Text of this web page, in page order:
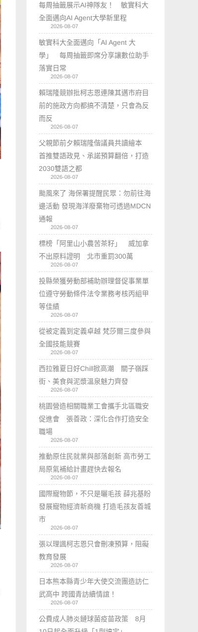
每周抽籤展示AI神隊友！ 敏實科大
全面邁向AI Agent大學新里程
2026-08-07
敏實科大全面邁向「AI Agent 大
學」 每周抽籤即席分享讓數位助手
落實日常
2026-08-07
賴瑞隆競辦批柯志恩連陳其邁市府目
前的施政方向都搞不清楚，只會為反
而反
2026-08-07
父親節前夕賴瑞隆偕議員共讀繪本
首推雙語政見、承諾預算翻倍，打造
2030雙語之都
2026-08-07
颱風來了 海保署提醒民眾：勿前往海
邊活動 發現海洋廢棄物可透過MDCN
通報
2026-08-07
標榜「阿里山小農苦茶籽」 威加拿
不出原料證明 北市重罰300萬
2026-08-07
投縣榮獲勞動部補助辦理督促事業單
位遵守勞動條件法令業務考核丙組甲
等佳績
2026-08-07
從被定義到定義卓越 梵莎爾三度參與
全國技能競賽
2026-08-07
西拉雅夏日好Chill掀高潮 關子嶺踩
街、美食與泥漿溫泉魅力齊發
2026-08-07
桃園營造相關職業工會攜手北區職安
促進會 張善政：深化合作打造安全
職場
2026-08-07
推動原住民就業與部落創新 高市勞工
局原氣補給計畫趕快去報名
2026-08-07
國際寵物節，不只是曬毛孩 薛兆基盼
發展寵物經濟新商機 打造毛孩友善城
市
2026-08-07
張以理諷柯志恩只會刪凍預算，阻礙
教育發展
2026-08-07
日本熊本縣青少年大使交流團造訪仁
武高中 跨國青訪續情誼！
2026-08-07
公費成人肺炎鏈球菌疫苗政策 8月